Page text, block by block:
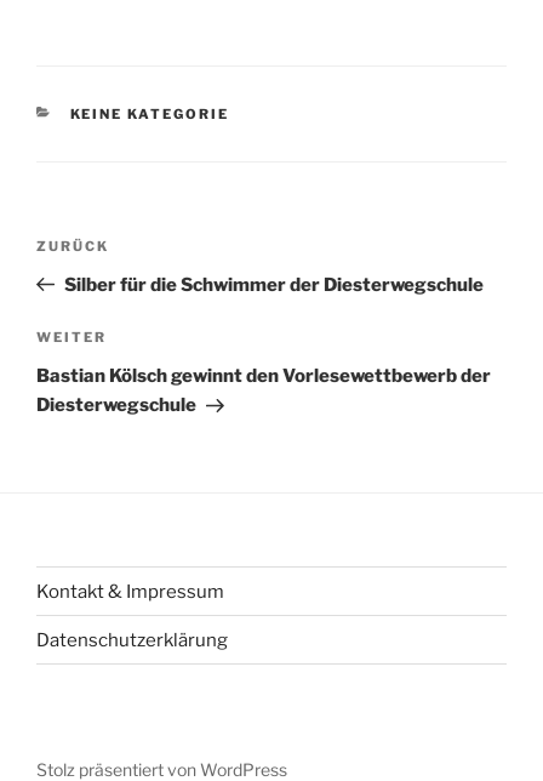
KATEGORIEN
KEINE KATEGORIE
Beitragsnavigation
Vorheriger
Beitrag
ZURÜCK
Silber für die Schwimmer der Diesterwegschule
Nächster
Beitrag
WEITER
Bastian Kölsch gewinnt den Vorlesewettbewerb der
Diesterwegschule
Kontakt & Impressum
Datenschutzerklärung
Stolz präsentiert von WordPress